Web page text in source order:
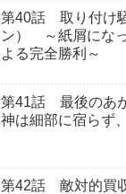
第40話 取り付け
ン） ～紙屑にな
よる完全勝利～
第41話 最後のあ
神は細部に宿らず
第42話 敵対的買